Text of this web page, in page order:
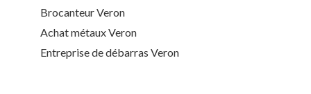
Brocanteur Veron
Achat métaux Veron
Entreprise de débarras Veron